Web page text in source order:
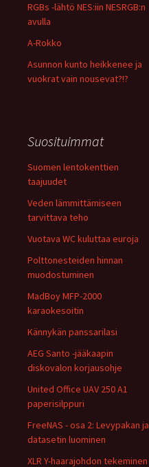
RGBs -lähtö NES:iin NESRGB:n
avulla
A-Rokko
Asunnon kunto heikkenee ja
vuokrat vain nousevat?!?
Suosituimmat
Suomen lentokenttien
taajuudet
Veden lämmittämiseen
tarvittava teho
Vuotava WC kuluttaa euroja
Polttonesteiden hinnan
muodostuminen
MadBoy MFP-2000
karaokesoitin
Kännykän panssarilasi
AEG Santo -jääkaapin
diskovalon korjausohje
United Office UAV 250 A1
paperisilppuri
FreeNAS - osa 2: Levypakan ja
datasetin luominen
XLR Y-haarajohdon tekeminen